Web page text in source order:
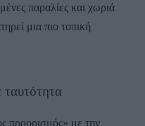
παραλίες και χωριά
μια πιο τοπική
ταυτότητα
προορισμός» με την